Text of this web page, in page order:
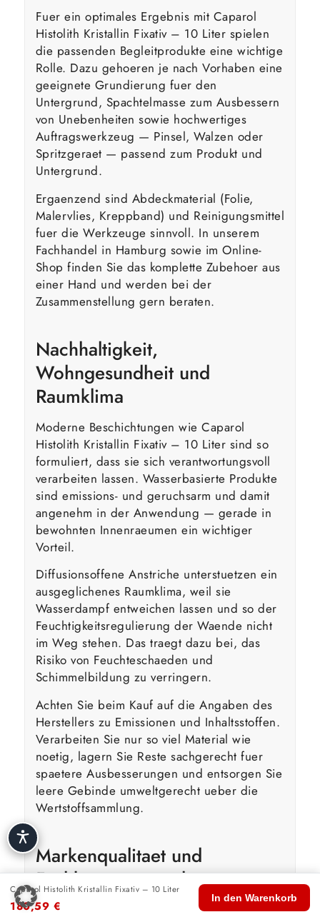
Fuer ein optimales Ergebnis mit Caparol
Histolith Kristallin Fixativ – 10 Liter spielen
die passenden Begleitprodukte eine wichtige
Rolle. Dazu gehoeren je nach Vorhaben eine
geeignete Grundierung fuer den
Untergrund, Spachtelmasse zum Ausbessern
von Unebenheiten sowie hochwertiges
Auftragswerkzeug — Pinsel, Walzen oder
Spritzgeraet — passend zum Produkt und
Untergrund.
Ergaenzend sind Abdeckmaterial (Folie,
Malervlies, Kreppband) und Reinigungsmittel
fuer die Werkzeuge sinnvoll. In unserem
Fachhandel in Hamburg sowie im Online-
Shop finden Sie das komplette Zubehoer aus
einer Hand und werden bei der
Zusammenstellung gern beraten.
Nachhaltigkeit,
Wohngesundheit und
Raumklima
Moderne Beschichtungen wie Caparol
Histolith Kristallin Fixativ – 10 Liter sind so
formuliert, dass sie sich verantwortungsvoll
verarbeiten lassen. Wasserbasierte Produkte
sind emissions- und geruchsarm und damit
angenehm in der Anwendung — gerade in
bewohnten Innenraeumen ein wichtiger
Vorteil.
Diffusionsoffene Anstriche unterstuetzen ein
ausgeglichenes Raumklima, weil sie
Wasserdampf entweichen lassen und so der
Feuchtigkeitsregulierung der Waende nicht
im Weg stehen. Das traegt dazu bei, das
Risiko von Feuchteschaeden und
Schimmelbildung zu verringern.
Achten Sie beim Kauf auf die Angaben des
Herstellers zu Emissionen und Inhaltsstoffen.
Verarbeiten Sie nur so viel Material wie
noetig, lagern Sie Reste sachgerecht fuer
spaetere Ausbesserungen und entsorgen Sie
leere Gebinde umweltgerecht ueber die
Wertstoffsammlung.
Markenqualitaet und
Fachberatung — darum
Caparol Histolith Kristallin
Caparol Histolith Kristallin Fixativ – 10 Liter
180,59 €
In den Warenkorb
🏠
Start
🛍️ 🔍 🛒
Warenkorb
👤
Konto